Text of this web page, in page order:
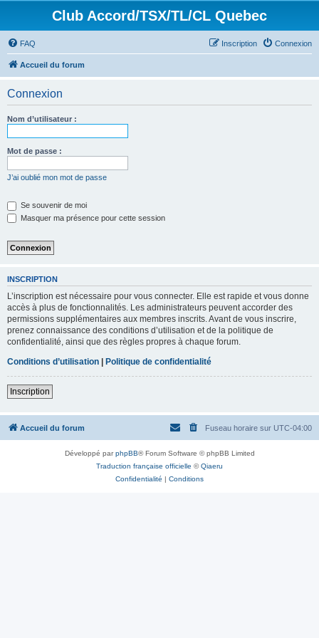
Club Accord/TSX/TL/CL Quebec
FAQ Connexion
Inscription
Accueil du forum
Connexion
Nom d’utilisateur :
Mot de passe :
J’ai oublié mon mot de passe
Se souvenir de moi
Masquer ma présence pour cette session
INSCRIPTION
L’inscription est nécessaire pour vous connecter. Elle est rapide et vous donne
accès à plus de fonctionnalités. Les administrateurs peuvent accorder des
permissions supplémentaires aux membres inscrits. Avant de vous inscrire,
prenez connaissance des conditions d’utilisation et de la politique de
confidentialité, ainsi que des règles propres à chaque forum.
Conditions d’utilisation | Politique de confidentialité
Inscription
Accueil du forum Fuseau horaire sur UTC-04:00
Développé parphpBB® Forum Software © phpBB Limited
Traduction française officielle ©Qiaeru
Confidentialité | Conditions